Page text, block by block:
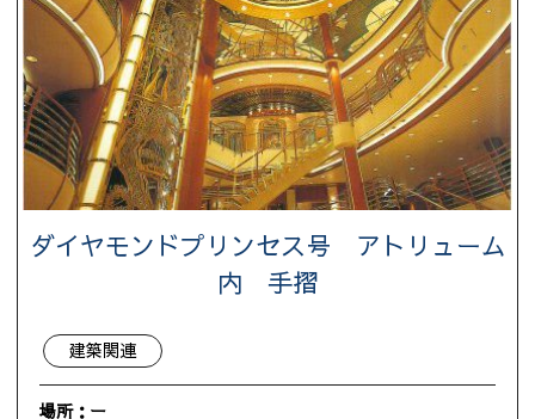
ダイヤモンドプリンセス号 アトリューム
内 手摺
建築関連
場所：ー